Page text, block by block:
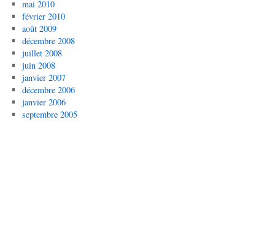
mai 2010
février 2010
août 2009
décembre 2008
juillet 2008
juin 2008
janvier 2007
décembre 2006
janvier 2006
septembre 2005